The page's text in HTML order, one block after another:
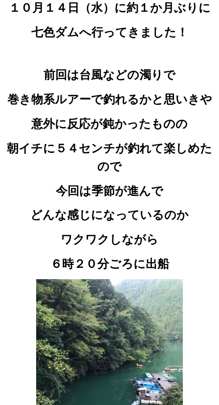
１０月１４日（水）に約１か月ぶりに
七色ダムへ行ってきました！
前回は台風などの濁りで
巻き物系ルアーで釣れるかと思いきや
意外に反応が鈍かったものの
朝イチに５４センチが釣れて楽しめた
ので
今回は季節が進んで
どんな感じになっているのか
ワクワクしながら
６時２０分ごろに出船